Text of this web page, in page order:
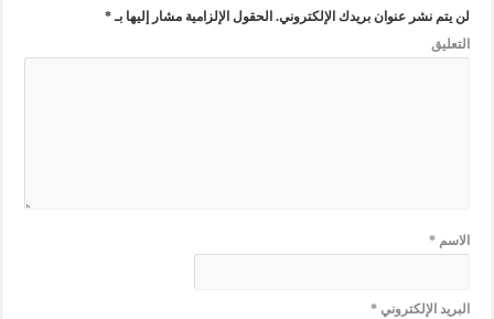
لن يتم نشر عنوان بريدك الإلكتروني. الحقول الإلزامية مشار إليها بـ*
التعليق
الاسم*
البريد الإلكتروني*